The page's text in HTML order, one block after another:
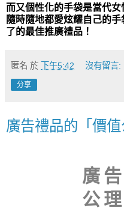
而又個性化的手袋是當代女
隨時隨地都愛炫耀自己的
了的最佳推廣禮品！
匿名 於 下午5:42 沒有留言:
分享
廣告禮品的「價
廣
公